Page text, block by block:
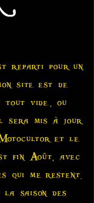
reparti pour un
site est de
tout vide, ou
sera mis à jour
et le
fin Août, avec
qui me restent.
saison des